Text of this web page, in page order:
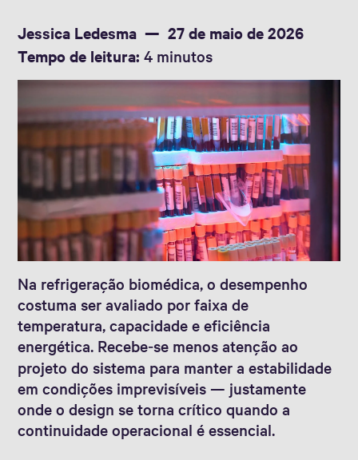
Jessica Ledesma
27 de maio de 2026
Tempo de leitura: 4 minutos
Na refrigeração biomédica, o desempenho
costuma ser avaliado por faixa de
temperatura, capacidade e eficiência
energética. Recebe‑se menos atenção ao
projeto do sistema para manter a estabilidade
em condições imprevisíveis — justamente
onde o design se torna crítico quando a
continuidade operacional é essencial.